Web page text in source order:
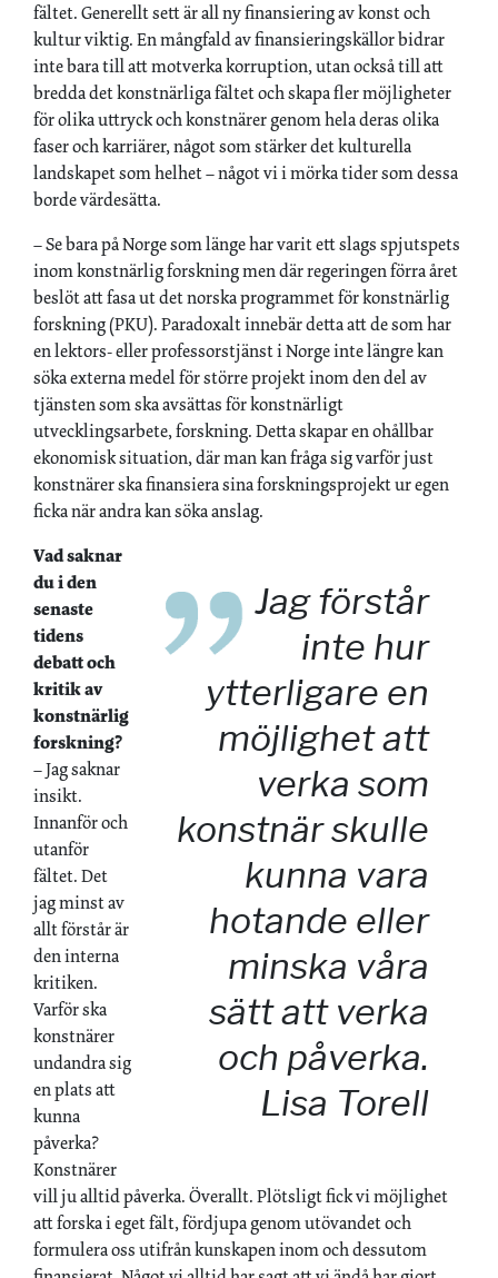
fältet. Generellt sett är all ny finansiering av konst och
kultur viktig. En mångfald av finansieringskällor bidrar
inte bara till att motverka korruption, utan också till att
bredda det konstnärliga fältet och skapa fler möjligheter
för olika uttryck och konstnärer genom hela deras olika
faser och karriärer, något som stärker det kulturella
landskapet som helhet – något vi i mörka tider som dessa
borde värdesätta.
– Se bara på Norge som länge har varit ett slags spjutspets
inom konstnärlig forskning men där regeringen förra året
beslöt att fasa ut det norska programmet för konstnärlig
forskning (PKU). Paradoxalt innebär detta att de som har
en lektors- eller professorstjänst i Norge inte längre kan
söka externa medel för större projekt inom den del av
tjänsten som ska avsättas för konstnärligt
utvecklingsarbete, forskning. Detta skapar en ohållbar
ekonomisk situation, där man kan fråga sig varför just
konstnärer ska finansiera sina forskningsprojekt ur egen
ficka när andra kan söka anslag.
Jag förstår
inte hur
ytterligare en
möjlighet att
verka som
konstnär skulle
kunna vara
hotande eller
minska våra
sätt att verka
och påverka.
Lisa Torell
Vad saknar
du i den
senaste
tidens
debatt och
kritik av
konstnärlig
forskning?
– Jag saknar
insikt.
Innanför och
utanför
fältet. Det
jag minst av
allt förstår är
den interna
kritiken.
Varför ska
konstnärer
undandra sig
en plats att
kunna
påverka?
Konstnärer
vill ju alltid påverka. Överallt. Plötsligt fick vi möjlighet
att forska i eget fält, fördjupa genom utövandet och
formulera oss utifrån kunskapen inom och dessutom